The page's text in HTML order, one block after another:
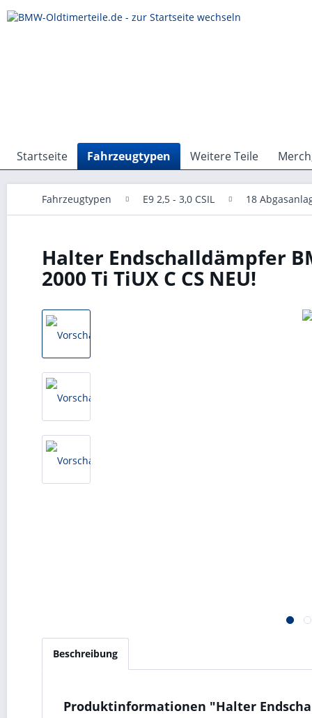
Startseite Fahrzeugtypen Weitere Teile
Fahrzeugtypen E9 2,5 - 3,0 CSIL 18
Halter Endschalldämpfer
2000 Ti TiUX C CS NEU!
Beschreibung
Produktinformationen "Halter